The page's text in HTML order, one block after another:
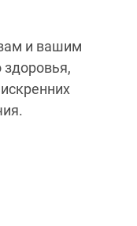
и вашим
здоровья,